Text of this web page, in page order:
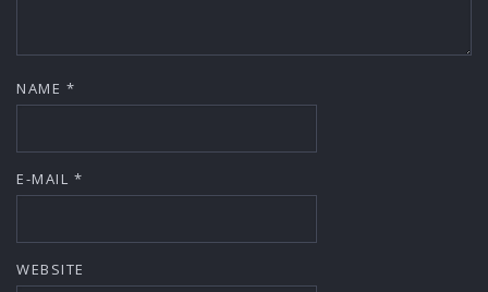
NAME *
E-MAIL *
WEBSITE